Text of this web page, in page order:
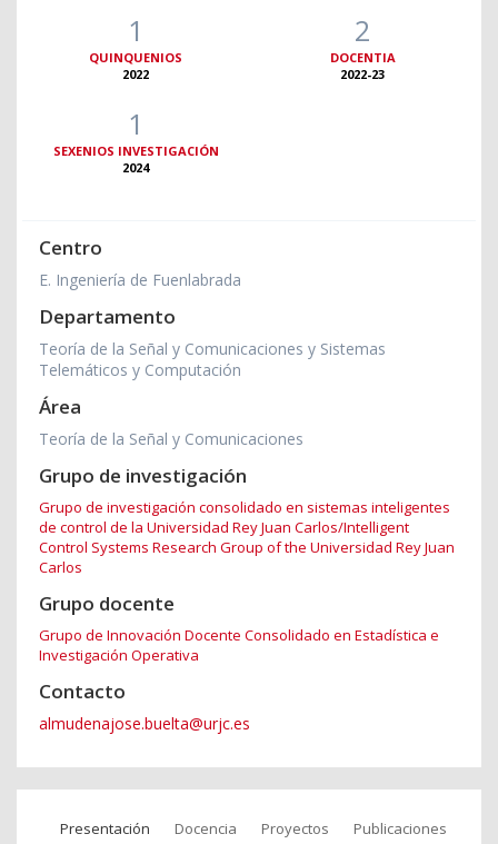
1
QUINQUENIOS
2022
2
DOCENTIA
2022-23
1
SEXENIOS INVESTIGACIÓN
2024
Centro
E. Ingeniería de Fuenlabrada
Departamento
Teoría de la Señal y Comunicaciones y Sistemas
Telemáticos y Computación
Área
Teoría de la Señal y Comunicaciones
Grupo de investigación
Grupo de investigación consolidado en sistemas inteligentes
de control de la Universidad Rey Juan Carlos/Intelligent
Control Systems Research Group of the Universidad Rey Juan
Carlos
Grupo docente
Grupo de Innovación Docente Consolidado en Estadística e
Investigación Operativa
Contacto
almudenajose.buelta@urjc.es
Presentación Docencia Proyectos Publicaciones